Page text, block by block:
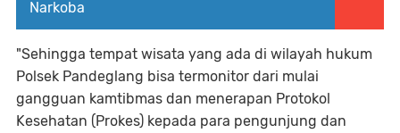
Narkoba
"Sehingga tempat wisata yang ada di wilayah hukum
Polsek Pandeglang bisa termonitor dari mulai
gangguan kamtibmas dan menerapan Protokol
Kesehatan (Prokes) kepada para pengunjung dan